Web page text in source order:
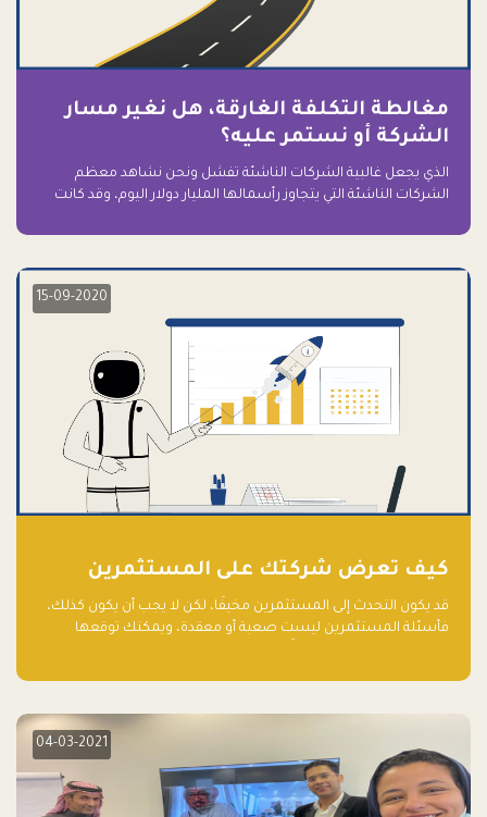
مغالطة التكلفة الغارقة، هل نغير مسار
الشركة أو نستمر عليه؟
الذي يجعل غالبية الشركات الناشئة تفشل ونحن نشاهد معظم
الشركات الناشئة التي يتجاوز رأسمالها المليار دولار اليوم، وقد كانت
15-09-2020
كيف تعرض شركتك على المستثمرين
قد يكون التحدث إلى المستثمرين مخيفًا، لكن لا يجب أن يكون كذلك،
فأسئلة المستثمرين ليست صعبة أو معقدة، ويمكنك توقعها
04-03-2021